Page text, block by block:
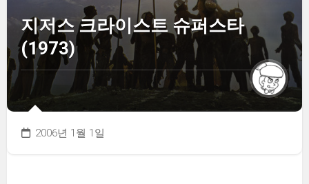
지저스 크라이스트 슈퍼스타
(1973)
2006년 1월 1일